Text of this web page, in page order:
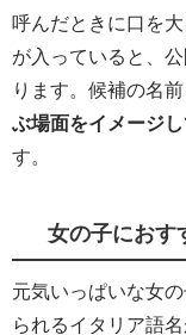
呼んだときに口を
が入っていると、
ります。候補の名
ぶ場面をイメージ
す。
女の子におす
元気いっぱいな女
られるイタリア語